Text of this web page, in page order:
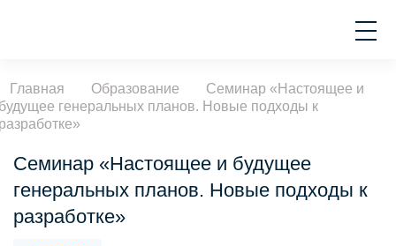
Главная Образование
Семинар «Настоящее и
генеральных планов. Новые подходы к
Семинар «Настоящее и будущее
генеральных планов. Новые подходы к
разработке»